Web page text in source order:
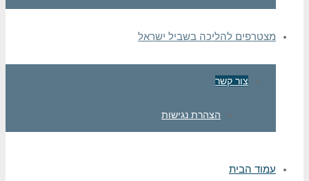
מצטרפים להליכה בשביל ישראל
צור קשר
הצהרת נגישות
עמוד הבית